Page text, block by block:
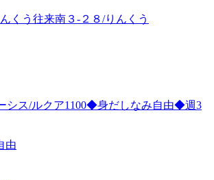
くう往来南３‐２８/りんくう
シス/ルクア1100◆身だしなみ自由◆週3
由